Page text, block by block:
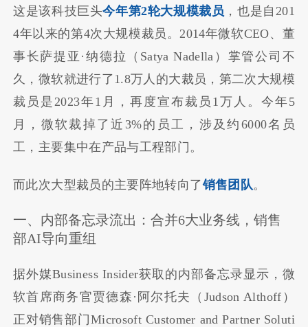
这是该科技巨头今年第2轮大规模裁员 ，也是自201
4年以来的第4次大规模裁员。2014年微软CEO、董
事长萨提亚·纳德拉（Satya Nadella）掌管公司不
久，微软就进行了1.8万人的大裁员，第二次大规模
裁员是2023年1月，再度宣布裁员1万人。今年5
月，微软裁掉了近3%的员工，涉及约6000名员
工，主要集中在产品与工程部门。
而此次大型裁员的主要阵地转向了销售团队。
一、内部备忘录流出：合并6大业务线，销售
部AI导向重组
据外媒Business Insider获取的内部备忘录显示，微
软首席商务官贾德森·阿尔托夫（Judson Althoff）
正对销售部门Microsoft Customer and Partner Soluti